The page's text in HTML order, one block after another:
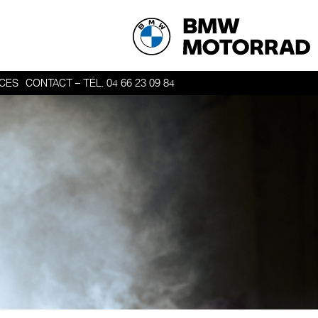
CONTACT – TÉL. 04 66 23 09 84